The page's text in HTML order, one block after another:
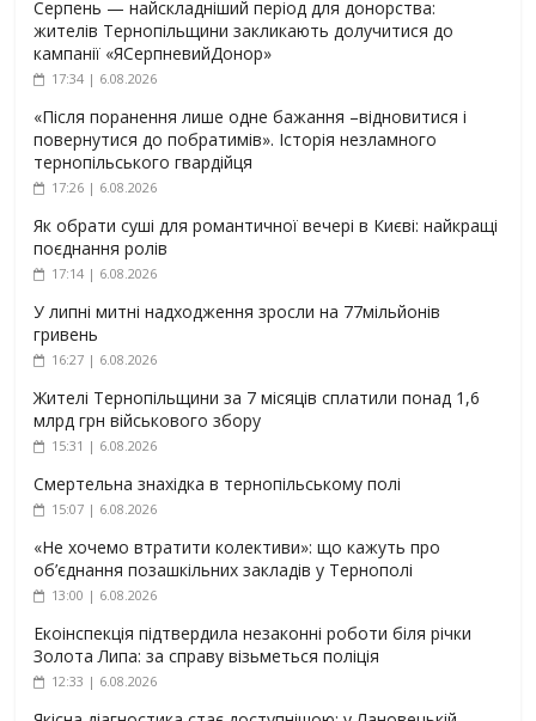
Серпень — найскладніший період для донорства:
жителів Тернопільщини закликають долучитися до
кампанії «ЯСерпневийДонор»
17:34 | 6.08.2026
«Після поранення лише одне бажання –відновитися і
повернутися до побратимів». Історія незламного
тернопільського гвардійця
17:26 | 6.08.2026
Як обрати суші для романтичної вечері в Києві: найкращі
поєднання ролів
17:14 | 6.08.2026
У липні митні надходження зросли на 77мільйонів
гривень
16:27 | 6.08.2026
Жителі Тернопільщини за 7 місяців сплатили понад 1,6
млрд грн військового збору
15:31 | 6.08.2026
Смертельна знахідка в тернопільському полі
15:07 | 6.08.2026
«Не хочемо втратити колективи»: що кажуть про
об’єднання позашкільних закладів у Тернополі
13:00 | 6.08.2026
Екоінспекція підтвердила незаконні роботи біля річки
Золота Липа: за справу візьметься поліція
12:33 | 6.08.2026